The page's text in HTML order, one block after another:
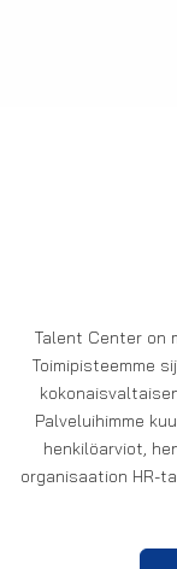
Talent Center on
Toimipisteemme
Palveluihimme
henkilöarviot,
organisaation HR-